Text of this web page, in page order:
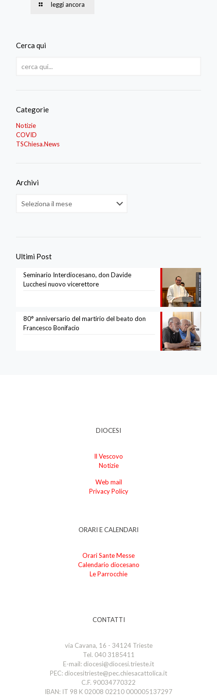
leggi ancora
Cerca qui
Categorie
Notizie
COVID
TSChiesa.News
Archivi
Ultimi Post
Seminario Interdiocesano, don Davide
Lucchesi nuovo vicerettore
80° anniversario del martirio del beato don
Francesco Bonifacio
DIOCESI
Il Vescovo
Notizie
Web mail
Privacy Policy
ORARI E CALENDARI
Orari Sante Messe
Calendario diocesano
Le Parrocchie
CONTATTI
via Cavana, 16 - 34124 Trieste
Tel. 040 3185411
E-mail: diocesi@diocesi.trieste.it
PEC: diocesitrieste@pec.chiesacattolica.it
C.F. 90034770322
IBAN: IT 98 K 02008 02210 000005137297